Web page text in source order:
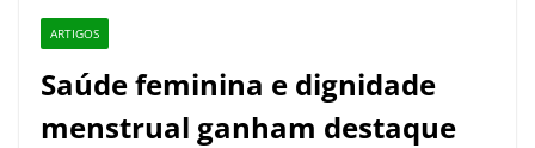
ARTIGOS
Saúde feminina e dignidade
menstrual ganham destaque